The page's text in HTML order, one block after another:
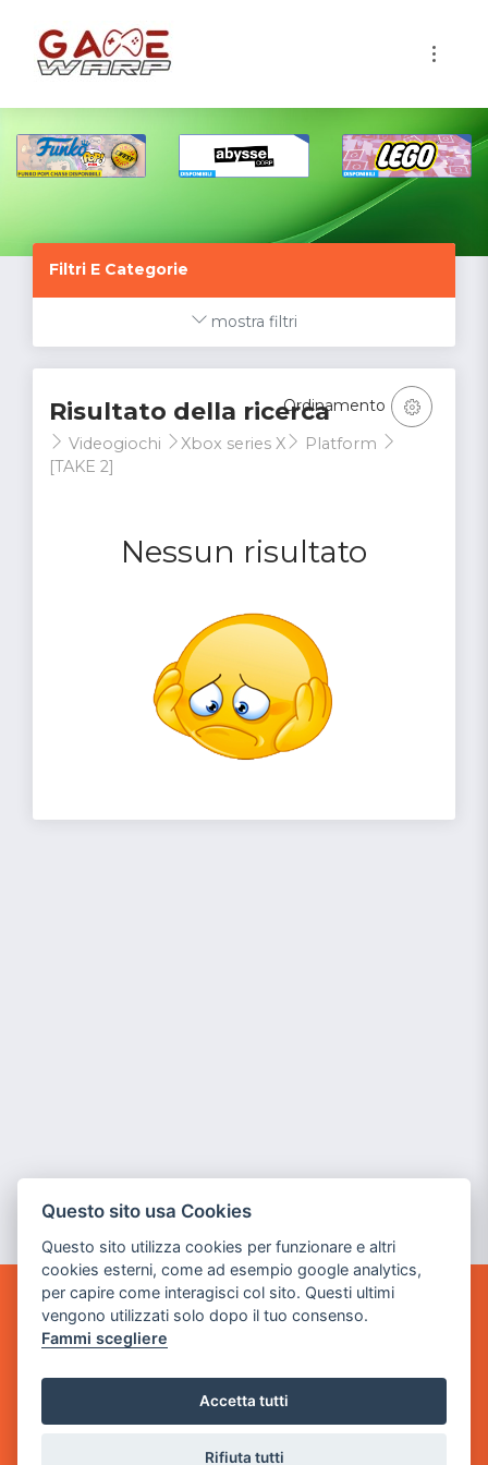
Filtri E Categorie
mostra filtri
Risultato della ricerca
Videogiochi Xbox series X
Platform
[TAKE 2]
Nessun risultato
Ordinamento
GAME WARP
BY POWER GAME SRL
Sede Legale
via Villaggio dei Platani, 3
- 25014 Castenedolo, Brescia
Questo sito usa Cookies
Questo sito utilizza cookies per funzionare e altri
cookies esterni, come ad esempio google analytics,
per capire come interagisci col sito. Questi ultimi
vengono utilizzati solo dopo il tuo consenso.
Fammi scegliere
Accetta tutti
Rifiuta tutti